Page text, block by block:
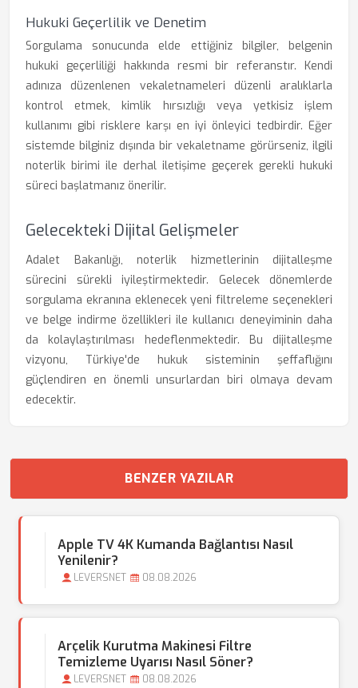
Hukuki Geçerlilik ve Denetim
Sorgulama sonucunda elde ettiğiniz bilgiler, belgenin
hukuki geçerliliği hakkında resmi bir referanstır. Kendi
adınıza düzenlenen vekaletnameleri düzenli aralıklarla
kontrol etmek, kimlik hırsızlığı veya yetkisiz işlem
kullanımı gibi risklere karşı en iyi önleyici tedbirdir. Eğer
sistemde bilginiz dışında bir vekaletname görürseniz, ilgili
noterlik birimi ile derhal iletişime geçerek gerekli hukuki
süreci başlatmanız önerilir.
Gelecekteki Dijital Gelişmeler
Adalet Bakanlığı, noterlik hizmetlerinin dijitalleşme
sürecini sürekli iyileştirmektedir. Gelecek dönemlerde
sorgulama ekranına eklenecek yeni filtreleme seçenekleri
ve belge indirme özellikleri ile kullanıcı deneyiminin daha
da kolaylaştırılması hedeflenmektedir. Bu dijitalleşme
vizyonu, Türkiye'de hukuk sisteminin şeffaflığını
güçlendiren en önemli unsurlardan biri olmaya devam
edecektir.
BENZER YAZILAR
Apple TV 4K Kumanda Bağlantısı Nasıl
Yenilenir?
LEVERSNET 08.08.2026
Arçelik Kurutma Makinesi Filtre
Temizleme Uyarısı Nasıl Söner?
LEVERSNET 08.08.2026